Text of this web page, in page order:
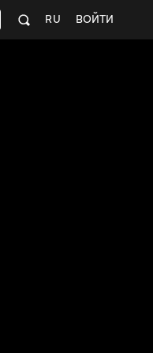
ВОЙТИ
RU